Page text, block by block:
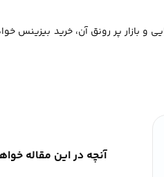
و بازار پر رونق آن، خرید بیزینس
آنچه در این مقاله